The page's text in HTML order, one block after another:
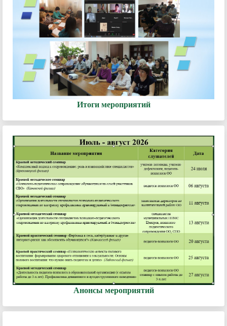
Итоги мероприятий
Анонсы мероприятий